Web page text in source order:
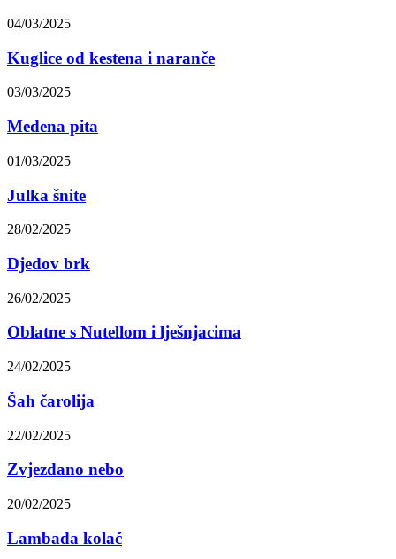
04/03/2025
Kuglice od kestena i naranče
03/03/2025
Medena pita
01/03/2025
Julka šnite
28/02/2025
Djedov brk
26/02/2025
Oblatne s Nutellom i lješnjacima
24/02/2025
Šah čarolija
22/02/2025
Zvjezdano nebo
20/02/2025
Lambada kolač